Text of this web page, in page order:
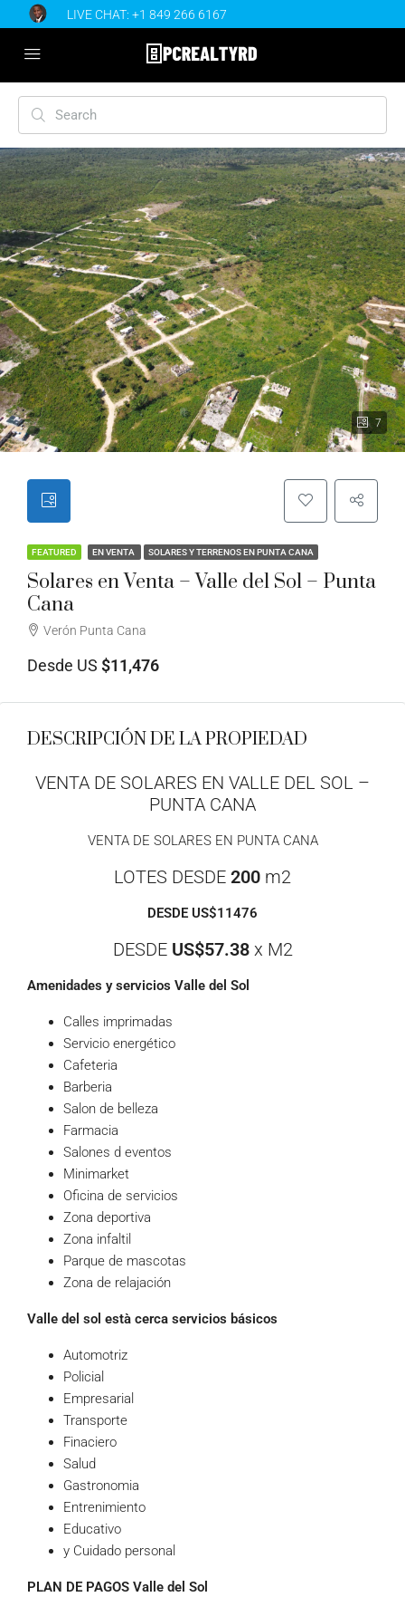
LIVE CHAT: +1 849 266 6167
7
FEATURED EN VENTA SOLARES Y TERRENOS EN PUNTA CANA
Solares en Venta – Valle del Sol – Punta
Cana
Verón Punta Cana
Desde US $11,476
DESCRIPCIÓN DE LA PROPIEDAD
VENTA DE SOLARES EN VALLE DEL SOL –
PUNTA CANA
VENTA DE SOLARES EN PUNTA CANA
LOTES DESDE 200 m2
DESDE US$11476
DESDE US$57.38 x M2
Amenidades y servicios Valle del Sol
Calles imprimadas
Servicio energético
Cafeteria
Barberia
Salon de belleza
Farmacia
Salones d eventos
Minimarket
Oficina de servicios
Zona deportiva
Zona infaltil
Parque de mascotas
Zona de relajación
Valle del sol està cerca servicios básicos
Automotriz
Policial
Empresarial
Transporte
Finaciero
Salud
Gastronomia
Entrenimiento
Educativo
y Cuidado personal
PLAN DE PAGOS Valle del Sol